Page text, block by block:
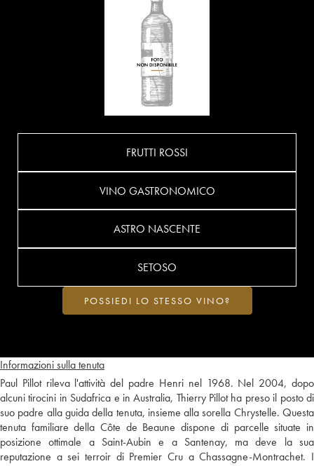
Informazioni sulla tenuta
Paul Pillot rileva l'attività del padre Henri nel 1968. Nel 2004, dopo
alcuni tirocini in Sudafrica e in Australia, Thierry Pillot ha preso il posto di
suo padre alla guida della tenuta, insieme alla sorella Chrystelle. Questa
tenuta familiare della Côte de Beaune dispone di parcelle situate in
posizione ottimale a Saint-Aubin e a Santenay, ma deve la sua
reputazione a sei terroir di Premier Cru a Chassagne-Montrachet. I
FRUTTI ROSSI
VINO GASTRONOMICO
ASTRO NASCENTE
SETOSO
POSSIEDI LO STESSO VINO?